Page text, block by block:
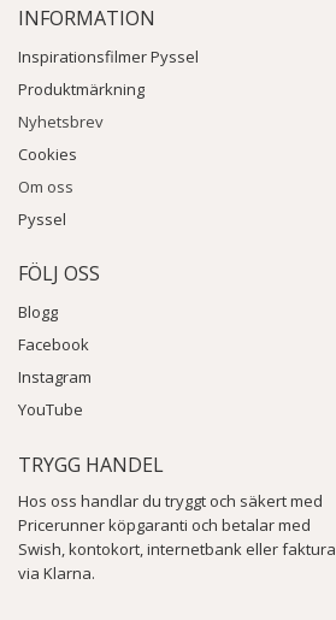
INFORMATION
Inspirationsfilmer Pyssel
Produktmärkning
Nyhetsbrev
Cookies
Om oss
Pyssel
FÖLJ OSS
Blogg
Facebook
Instagram
YouTube
TRYGG HANDEL
Hos oss handlar du tryggt och säkert med
Pricerunner köpgaranti och betalar med
Swish, kontokort, internetbank eller faktura
via Klarna.